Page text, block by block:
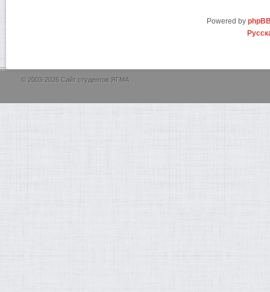
Powered by
© 2003-2026 Сайт студентов ЯГМА